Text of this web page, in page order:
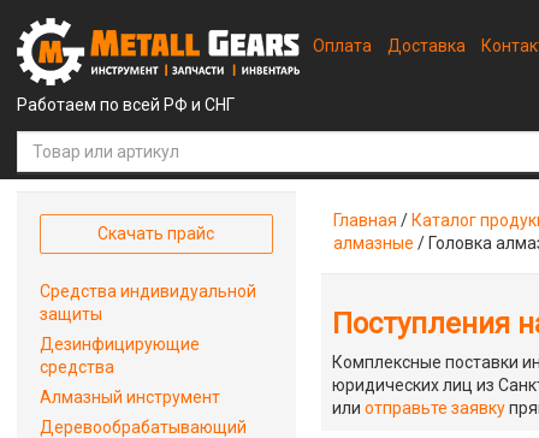
Работаем по всей РФ и СНГ
Оплата Доставка
Главная / Каталог
алмазные / Головка
Поступления
Комплексные поставки
юридических лиц из
илиотправьте заявку
Скачать прайс
Средства индивидуальной
защиты
Дезинфицирующие
средства
Алмазный инструмент
Деревообрабатывающий